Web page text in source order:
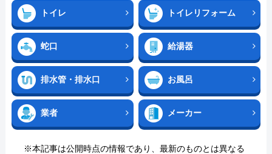
トイレ トイレリフォーム
蛇口 給湯器
排水管・排水口 お風呂
業者 メーカー
※本記事は公開時点の情報であり、最新のものとは異なる